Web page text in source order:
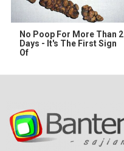
No Poop For More Than 2
Days - It's The First Sign
Of